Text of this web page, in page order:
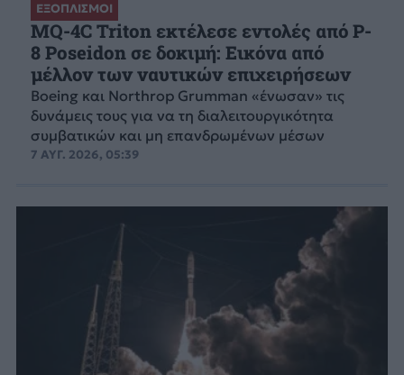
ΕΞΟΠΛΙΣΜΟΙ
MQ-4C Triton εκτέλεσε εντολές από P-
8 Poseidon σε δοκιμή: Εικόνα από
μέλλον των ναυτικών επιχειρήσεων
Boeing και Northrop Grumman «ένωσαν» τις
δυνάμεις τους για να τη διαλειτουργικότητα
συμβατικών και μη επανδρωμένων μέσων
7 ΑΥΓ. 2026, 05:39